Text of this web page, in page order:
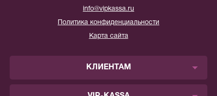
info@vipkassa.ru
Политика конфиденциальности
Карта сайта
КЛИЕНТАМ